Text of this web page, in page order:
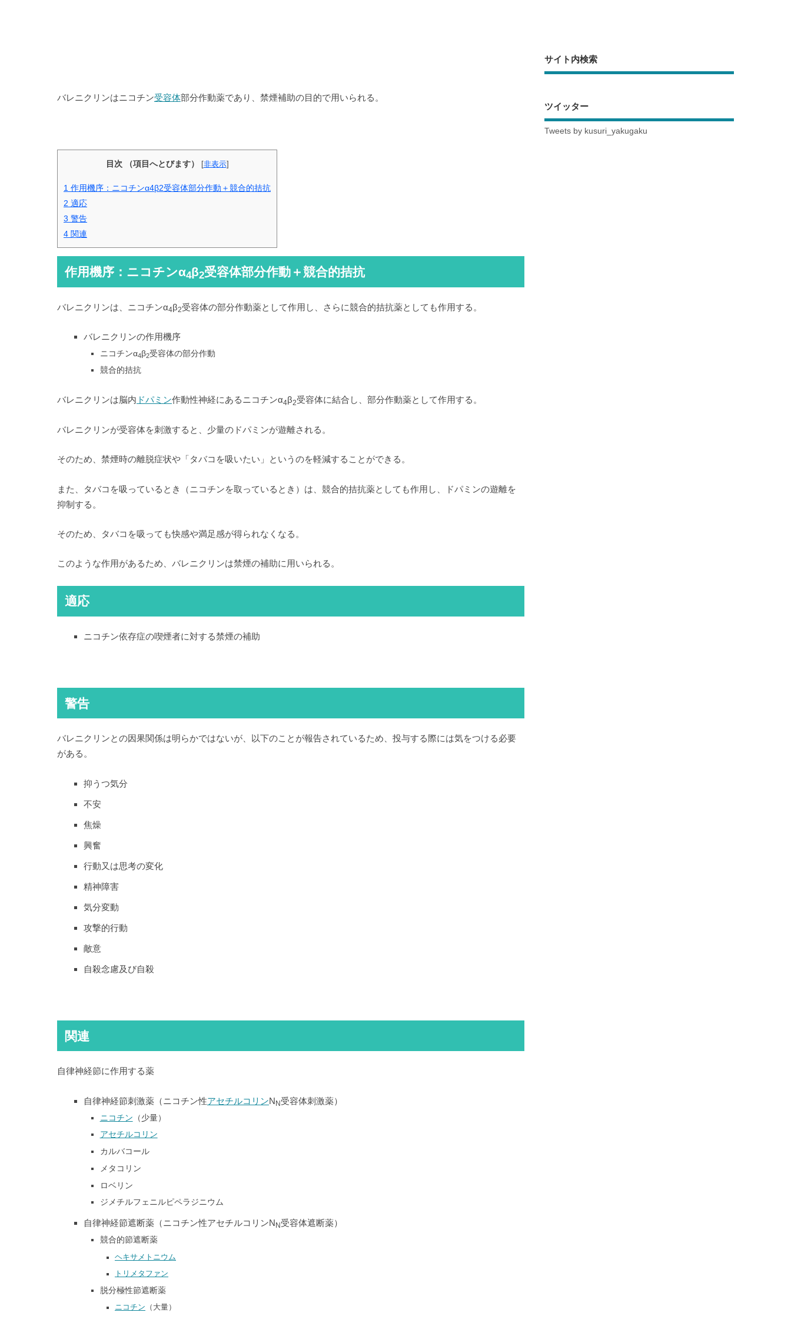
バレニクリンはニコチン受容体部分作動薬であり、禁煙補助の目的で用いられる。
目次 （項目へとびます） [非表示]
1 作用機序：ニコチンα4β2受容体部分作動＋競合的拮抗
2 適応
3 警告
4 関連
作用機序：ニコチンα4β2受容体部分作動＋競合的拮抗
バレニクリンは、ニコチンα4β2受容体の部分作動薬として作用し、さらに競合的拮抗薬としても作用する。
バレニクリンの作用機序
ニコチンα4β2受容体の部分作動
競合的拮抗
バレニクリンは脳内 ドパミン作動性神経にあるニコチンα4β2受容体に結合し、部分作動薬として作用する。
バレニクリンが受容体を刺激すると、少量のドパミンが遊離される。
そのため、禁煙時の離脱症状や「タバコを吸いたい」というのを軽減することができる。
また、タバコを吸っているとき（ニコチンを取っているとき）は、競合的拮抗薬としても作用し、ドパミンの遊離を
抑制する。
そのため、タバコを吸っても快感や満足感が得られなくなる。
このような作用があるため、バレニクリンは禁煙の補助に用いられる。
適応
ニコチン依存症の喫煙者に対する禁煙の補助
警告
バレニクリンとの因果関係は明らかではないが、以下のことが報告されているため、投与する際には気をつける必要
がある。
抑うつ気分
不安
焦燥
興奮
行動又は思考の変化
精神障害
気分変動
攻撃的行動
敵意
自殺念慮及び自殺
関連
自律神経節に作用する薬
自律神経節刺激薬（ニコチン性アセチルコリンN N 受容体刺激薬）
ニコチン （少量）
アセチルコリン
カルバコール
メタコリン
ロベリン
ジメチルフェニルピペラジニウム
自律神経節遮断薬（ニコチン性アセチルコリンN N 受容体遮断薬）
競合的節遮断薬
ヘキサメトニウム
トリメタファン
脱分極性節遮断薬
ニコチン （大量）
サイト内検索
ツイッター
Tweets by kusuri_yakugaku